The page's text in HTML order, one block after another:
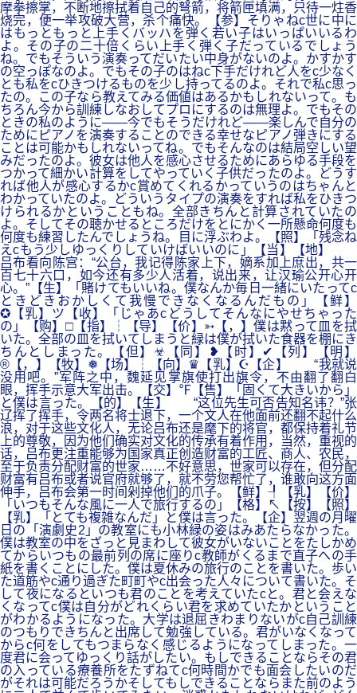
摩拳擦掌，不断地擦拭着自己的弩箭，将箭匣填满，只待一炷香
烧完，便一举攻破大营，杀个痛快。【参】そりゃねc世に中に
はもっともっと上手くバッハを弾く若い子はいっぱいいるわ
よ。その子の二十倍くらい上手く弾く子だっているでしょう
ね。でもそういう演奏ってだいたい中身がないのよ。かすかす
の空っぽなのよ。でもその子のはねc下手だけれど人をc少なく
とも私をcひきつけるものを少し持ってるのよ。それで私c思っ
たの。この子なら教えてみる価値はあるかもしれないって。も
ちろん今から訓練しなおしてプロにするのは無理よ。でもその
ときの私のように――今でもそうだけれど――楽しんで自分の
ためにピアノを演奏することのできる幸せなピアノ弾きにする
ことは可能かもしれないってね。でもそんなのは結局空しい望
みだったのよ。彼女は他人を感心させるためにあらゆる手段を
つかって細かい計算をしてやっていく子供だったのよ。どうす
れば他人が感心するかc賞めてくれるかっていうのはちゃんと
わかっていたのよ。どういうタイプの演奏をすれば私をひきつ
けられるかということもね。全部きちんと計算されていたの
よ。そしてその聴かせるところだけをとにかく一所懸命何度も
何度も練習したんでしょうね。目に浮ぶわよ。【照】「残念ね
えcもう少しゆっくりしていけばいいのに」【当】【地】
吕布看向陈宫：“公台，我记得陈家上下，嫡系加上庶出，共一
百七十六口，如今还有多少人活着，说出来，让汉瑜公开心开
心。”【生】「賭けてもいいね。僕なんか毎日一緒にいたってc
ときどきおかしくて我慢できなくなるんだもの」【鲜】
✪【乳】ツ【收】「じゃあcどうしてそんなにやせちゃった
の」【购】□【指】┆【导】【价】➳【，】僕は黙って皿を拭
いた。全部の皿を拭いてしまうと緑は僕が拭いた食器を棚にき
ちんとしまった。【但】☣【同】❥【时】✔【列】【明】
®【，】【牧】❅【场】┆【向】♛【乳】☪【企】 “我就说
没用吧。”军阵之中，魏延见掌旗使打出旗令，不由翻了翻白
眼，挥手示意大军出击。【交】℉【售】「固くて大きいから」
と僕は言った。【的】【生】 “这位先生可否告知名讳？”张
辽挥了挥手，令两名将士退下，一个文人在他面前还翻不起什么
浪，对于这些文化人，无论吕布还是麾下的将官，都保持着礼节
上的尊敬，因为他们确实对文化的传承有着作用，当然，重视的
话，吕布更注重能够为国家真正创造财富的工匠、商人、农民，
至于负责分配财富的世家……不好意思，世家可以存在，但分配
财富有吕布或者说官府就够了，就不劳您帮忙了，谁敢向这方面
伸手，吕布会第一时间剁掉他们的爪子。【鲜】┦【乳】【价】
「いつもそんな風に一人で旅行するの」【格】↖【按】【照】
【乳】「とても複雑なんだ」と僕は言った。【企】翌週の月曜
日の「演劇史2」の教室にも小林緑の姿はみあたらなかった。
僕は教室の中をざっと見まわして彼女がいないことをたしかめ
てからいつもの最前列の席に座りc教師がくるまで直子への手
紙を書くことにした。僕は夏休みの旅行のことを書いた。歩い
た道筋やc通り過ぎた町町やc出会った人々について書いた。そ
して夜になるといつも君のことを考えていたcと。君と会えな
くなってc僕は自分がどれくらい君を求めていたかということ
がわかるようになった。大学は退屈きわまりないがc自己訓練
のつもりできちんと出席して勉強している。君がいなくなって
からc何をしてもつまらなく感じるようになってしまった。一
度君に会ってゆっくり話がしたい。もしできることならその君
の入っている療養所をたずねてc何時間かでも面会したいのだ
がそれは可能だろうかそしてもしできることならまた前のよう